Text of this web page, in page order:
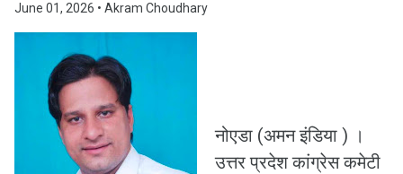
June 01, 2026 • Akram Choudhary
नोएडा (अमन इंडिया ) ।
उत्तर प्रदेश कांग्रेस कमेटी